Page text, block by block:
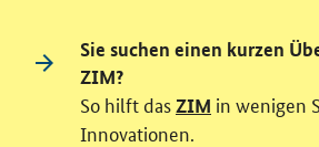
Sie suchen einen kurzen
ZIM?
So hilft dasZIM in wenigen
Innovationen.